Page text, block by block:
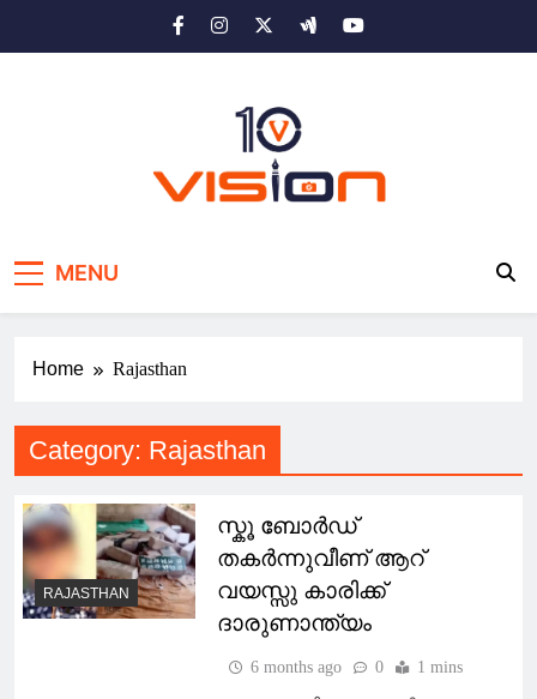
MENU
Home Rajasthan
Category: Rajasthan
RAJASTHAN
സ്കൂ ബോർഡ്
തകർന്നുവീണ് ആറ്
വയസ്സു കാരിക്ക്
ദാരുണാന്ത്യം
6 months ago 0 1 mins